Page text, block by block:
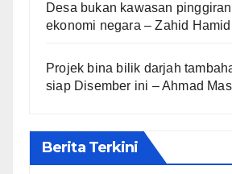
Desa bukan kawasan
ekonomi negara – Zahid
Projek bina bilik darjah
siap Disember ini – Ahmad
Berita Terkini